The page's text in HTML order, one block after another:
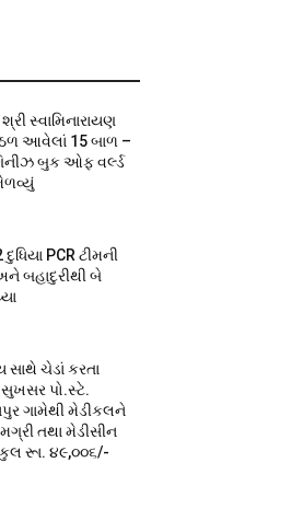
સ્વામિનારાયણ
આવેલાં 15 બાળ –
બુક ઓફ વર્લ્ડ
PCR ટીમની
બહાદુરીથી બે
સાથે ચેડાં કરતા
પો.સ્ટે.
ગામેથી મેડીકલને
તથા મેડીસીન
રૂા. ૪૯,૦૦૬/-